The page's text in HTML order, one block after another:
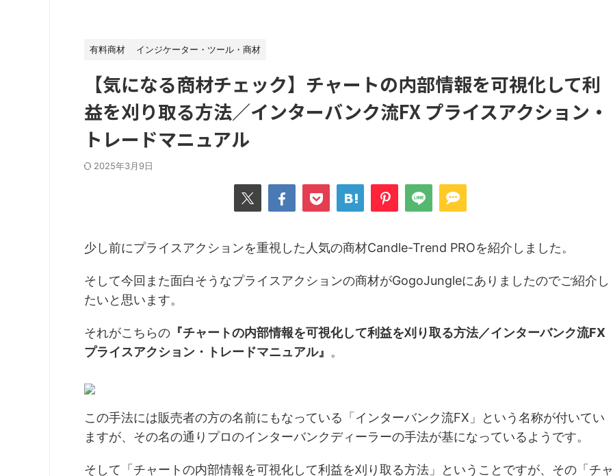
有料商材 インジケーター・ツール・商材
【気になる商材チェック】チャートの内部情報を可視化して利
益を刈り取る方法／インターバンク流FX プライスアクション・
トレードマニュアル
2025年3月9日
少し前にプライスアクションを重視した人気の商材Candle-Trend PROを紹介しました。
そして今回また面白そうなプライスアクションの商材がGogoJungleにありましたのでご紹介し
たいと思います。
それがこちらの 『チャートの内部情報を可視化して利益を刈り取る方法／インターバンク流FX
プライスアクション・トレードマニュアル』 。
この手法には販売者の方の名前にもなっている「インターバンク流FX」という名称が付いてい
ますが、その名の通りプロのインターバンクディーラーの手法が基になっているようです。
そして「チャートの内部情報を可視化して利益を刈り取る方法」ということですが、その「チャ